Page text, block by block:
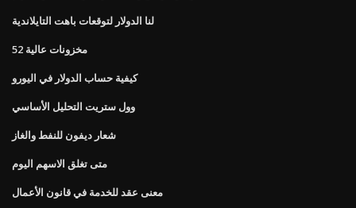
لنا الدولار لتوقعات باهت التايلاندية
52 مخزونات عالية
كيفية حساب الدولار في اليورو
وول ستريت التحليل الأساسي
شعار ديفون للنفط والغاز
متى تغلق الاسهم اليوم
معنى عقد للخدمة في قانون الأعمال